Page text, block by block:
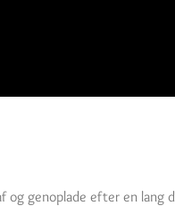
genoplade efter en lang